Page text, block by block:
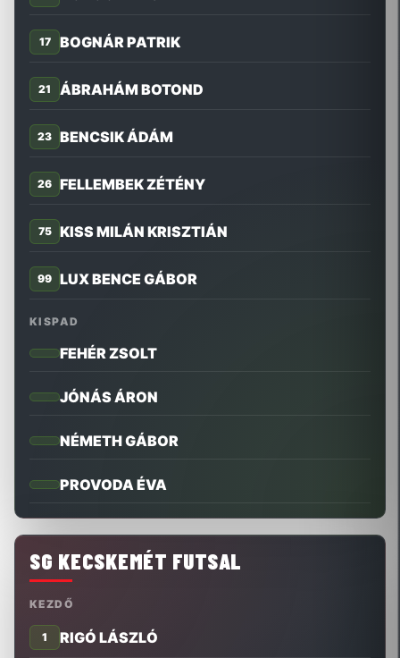
17 BOGNÁR PATRIK
21 ÁBRAHÁM BOTOND
23 BENCSIK ÁDÁM
26 FELLEMBEK ZÉTÉNY
75 KISS MILÁN KRISZTIÁN
99 LUX BENCE GÁBOR
KISPAD
FEHÉR ZSOLT
JÓNÁS ÁRON
NÉMETH GÁBOR
PROVODA ÉVA
SG KECSKEMÉT FUTSAL
KEZDŐ
1 RIGÓ LÁSZLÓ